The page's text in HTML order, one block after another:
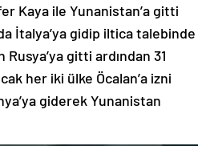
Kaya ile Yunanistan’a gitti
İtalya’ya gidip iltica talebinde
gitti ardından 31
her iki ülke Öcalan’a izni
giderek Yunanistan